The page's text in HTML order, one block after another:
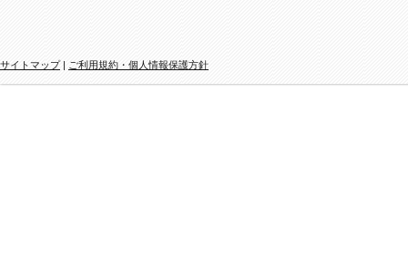
サイトマップ| ご利用規約・個人情報保護方針